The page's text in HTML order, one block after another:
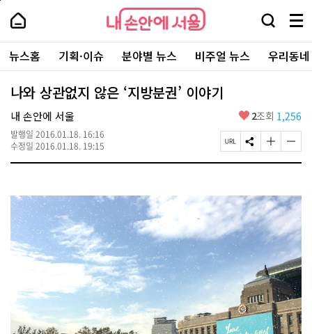
본
로
가
내
손
안
에
서
울
-
서
울
시
대
표
소
털
내
손
에
울
검
창
열
기
메
뉴
전
체
보
주
요
서
뉴스홈 기획·이슈 분야별 뉴스 비주얼 뉴스 우리동
나와 상관없지 않은 ‘지방분권’ 이야기
내 손안에 서울
발행일 2016.01.18. 16:16
수정일 2016.01.18. 19:15
좋
요
2조회 1,256
페
이
R
L
복
사
S
N
유
하
기
글
자
크
게
변
경
하
기
글
자
작
게
변
경
하
기
페
상
단
로